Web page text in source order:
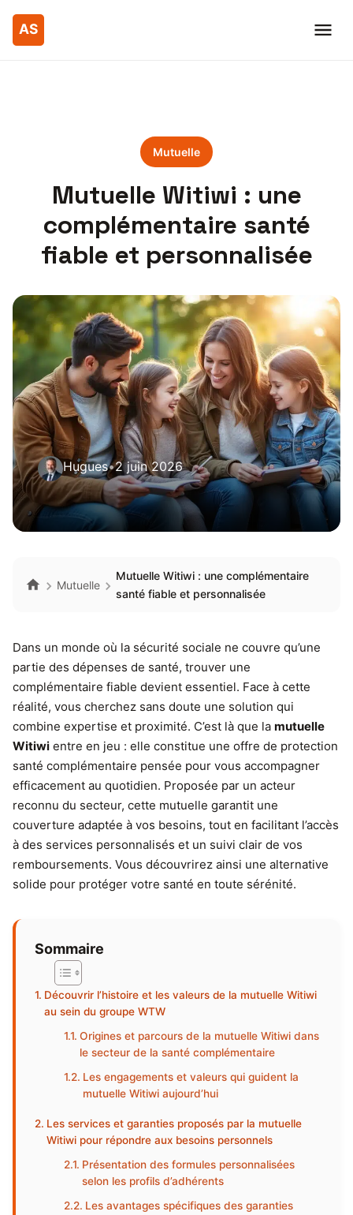
Mutuelle
Mutuelle Witiwi : une
complémentaire santé
fiable et personnalisée
Hugues•2 juin 2026
Mutuelle
Mutuelle Witiwi : une complémentaire
santé fiable et personnalisée
Dans un monde où la sécurité sociale ne couvre qu’une
partie des dépenses de santé, trouver une
complémentaire fiable devient essentiel. Face à cette
réalité, vous cherchez sans doute une solution qui
combine expertise et proximité. C’est là que la mutuelle
Witiwi entre en jeu : elle constitue une offre de protection
santé complémentaire pensée pour vous accompagner
efficacement au quotidien. Proposée par un acteur
reconnu du secteur, cette mutuelle garantit une
couverture adaptée à vos besoins, tout en facilitant l’accès
à des services personnalisés et un suivi clair de vos
remboursements. Vous découvrirez ainsi une alternative
solide pour protéger votre santé en toute sérénité.
Sommaire
Découvrir l’histoire et les valeurs de la mutuelle Witiwi
au sein du groupe WTW
Origines et parcours de la mutuelle Witiwi dans
le secteur de la santé complémentaire
Les engagements et valeurs qui guident la
mutuelle Witiwi aujourd’hui
Les services et garanties proposés par la mutuelle
Witiwi pour répondre aux besoins personnels
Présentation des formules personnalisées
selon les profils d’adhérents
Les avantages spécifiques des garanties